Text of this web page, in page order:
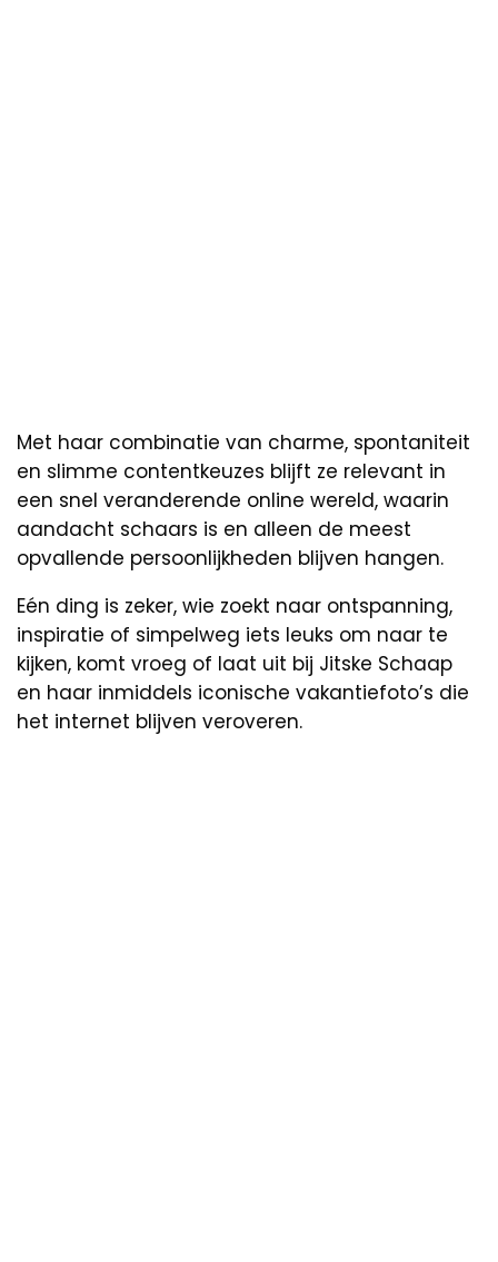
Met haar combinatie van charme, spontaniteit
en slimme contentkeuzes blijft ze relevant in
een snel veranderende online wereld, waarin
aandacht schaars is en alleen de meest
opvallende persoonlijkheden blijven hangen.
Eén ding is zeker, wie zoekt naar ontspanning,
inspiratie of simpelweg iets leuks om naar te
kijken, komt vroeg of laat uit bij Jitske Schaap
en haar inmiddels iconische vakantiefoto’s die
het internet blijven veroveren.